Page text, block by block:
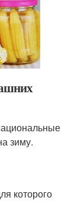
зиму.
которого